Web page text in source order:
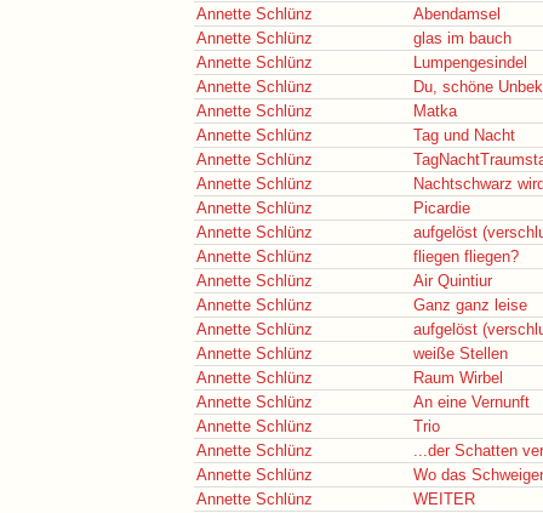
Annette Schlünz
Abendamsel
Annette Schlünz
glas im bauch
Annette Schlünz
Lumpengesindel
Annette Schlünz
Du, schöne
Annette Schlünz
Matka
Annette Schlünz
Tag und Nacht
Annette Schlünz
Annette Schlünz
Nachtschwarz
Annette Schlünz
Picardie
Annette Schlünz
aufgelöst
Annette Schlünz
fliegen fliegen?
Annette Schlünz
Air Quintiur
Annette Schlünz
Ganz ganz leise
Annette Schlünz
aufgelöst
Annette Schlünz
weiße Stellen
Annette Schlünz
Raum Wirbel
Annette Schlünz
An eine Vernunft
Annette Schlünz
Trio
Annette Schlünz
...der Schatten
Annette Schlünz
Wo das
Annette Schlünz
WEITER